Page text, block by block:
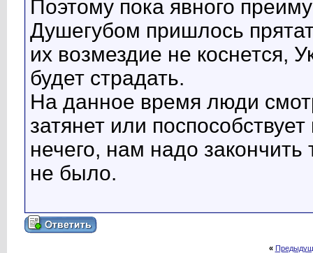
Поэтому пока явного
Душегубом пришлось
их возмездие не коснется,
будет страдать.
На данное время люди
затянет или
нечего, нам надо закончить
не было.
«